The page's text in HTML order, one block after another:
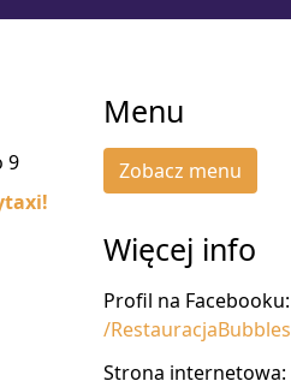
9
Menu
Zobacz menu
Więcej info
Profil na Facebooku:
/RestauracjaBubbles
Strona internetowa: